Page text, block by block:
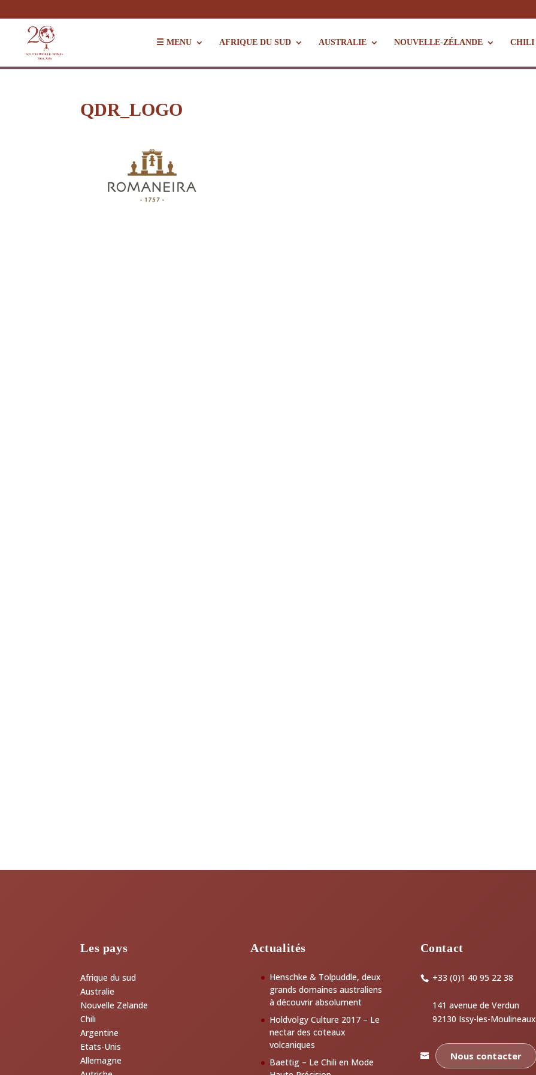
☰ MENU AFRIQUE DU SUD AUSTRALIE NOUVELLE-ZÉLANDE CHILI
QDR_LOGO
Les pays
Afrique du sud
Australie
Nouvelle Zelande
Chili
Argentine
Etats-Unis
Allemagne
Actualités
Henschke & Tolpuddle, deux
grands domaines australiens
à découvrir absolument
Holdvölgy Culture 2017 – Le
nectar des coteaux
volcaniques
Baettig – Le Chili en Mode
Contact
+33 (0)1 40 95 22 38
141 avenue de Verdun
92130 Issy-les-Moulineaux
Nous contacter